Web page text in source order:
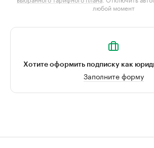
любой момент
Хотите оформить подписку как
Заполните форму